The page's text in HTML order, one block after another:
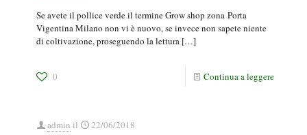
Se avete il pollice verde il termine Grow shop zona Porta
Vigentina Milano non vi è nuovo, se invece non sapete niente
di coltivazione, proseguendo la lettura […]
0 Continua a leggere
admin il 22/06/2018